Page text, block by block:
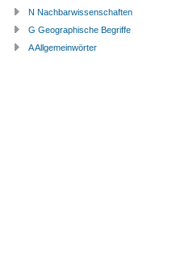
N Nachbarwissenschaften
G Geographische Begriffe
A Allgemeinwörter